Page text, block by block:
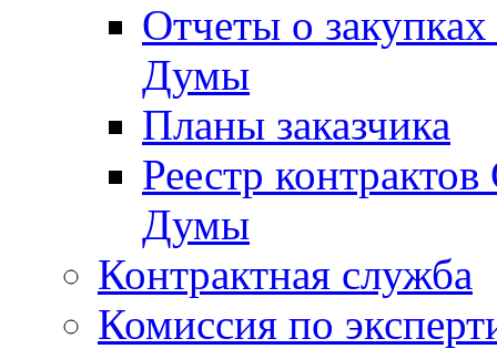
Отчеты о
Думы
Планы заказчика
Реестр
Думы
Контрактная служба
Комиссия по